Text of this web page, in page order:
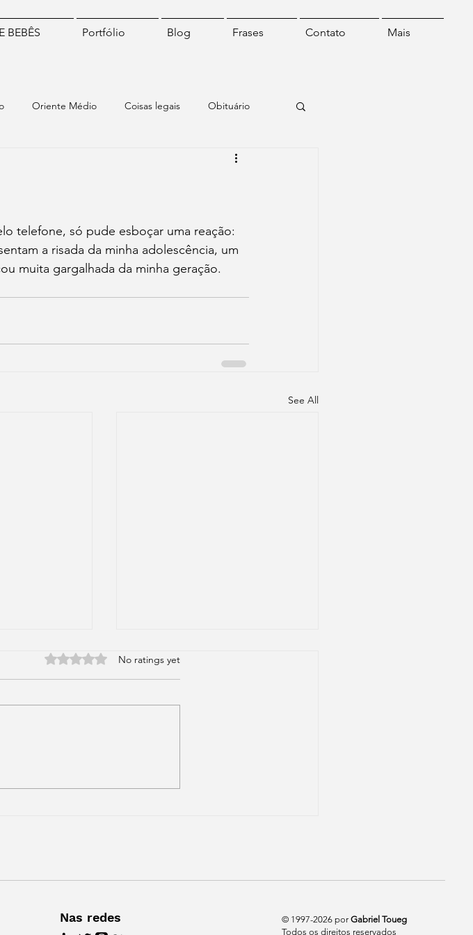
BEBÊS Portfólio Blog Frases Contato Mais
Oriente Médio Coisas legais Obituário
Frase do dia
telefone, só pude esboçar uma reação:
a risada da minha adolescência, um
muita gargalhada da minha geração.
See All
Rated 0 out of 5 stars.
No ratings yet
Nas redes © 1997-2026 por Gabriel Toueg
Todos os direitos reservados